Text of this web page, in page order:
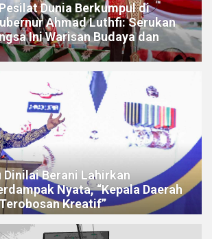
Dunia Berkumpul di
Ahmad Luthfi: Serukan
Ini Warisan Budaya dan
Berani Lahirkan
Nyata, “Kepala Daerah
Kreatif”